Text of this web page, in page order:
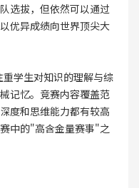
选拔，但依然可以通过
优异成绩向世界顶尖大
学生对知识的理解与综
记忆。竞赛内容覆盖范
度和思维能力都有较高
中的"高含金量赛事"之